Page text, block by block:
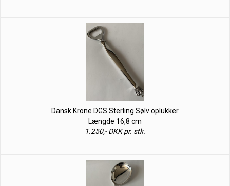
Dansk Krone DGS Sterling Sølv oplukker
Længde 16,8 cm
1.250,- DKK pr. stk.